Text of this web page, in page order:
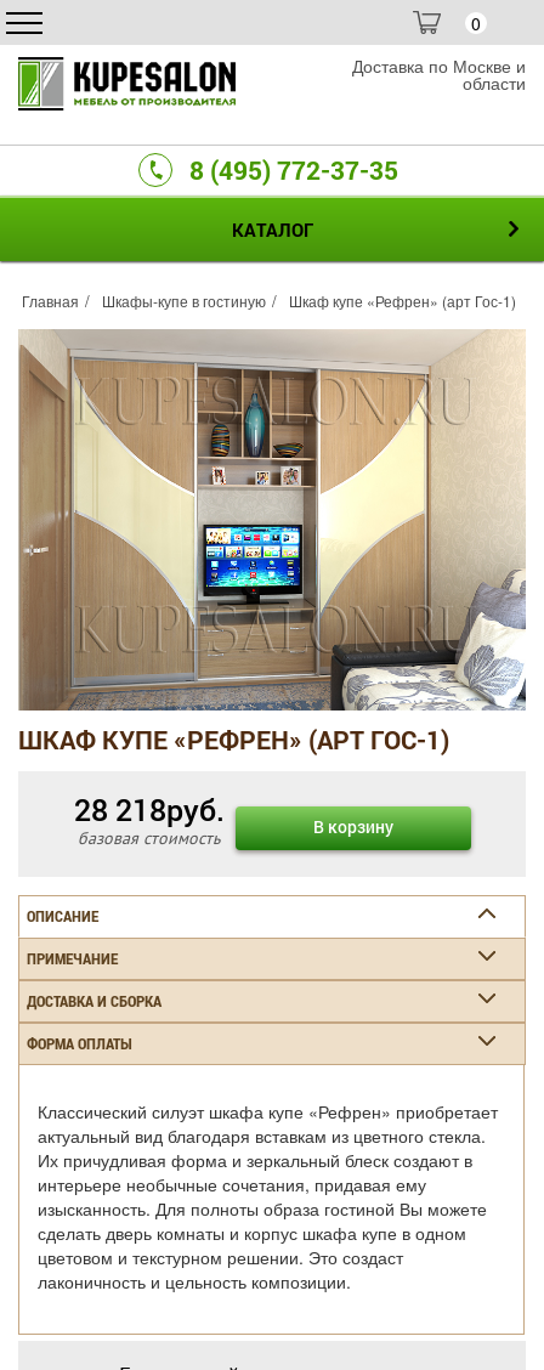
0
Доставка по Москве и
области
8 (495) 772-37-35
КАТАЛОГ
Главная Шкафы-купе в гостиную Шкаф купе «Рефрен» (арт Гос-1)
ШКАФ КУПЕ «РЕФРЕН» (АРТ ГОС-1)
28 218руб.
базовая стоимость В корзину
ОПИСАНИЕ
ПРИМЕЧАНИЕ
ДОСТАВКА И СБОРКА
ФОРМА ОПЛАТЫ
Классический силуэт шкафа купе «Рефрен» приобретает
актуальный вид благодаря вставкам из цветного стекла.
Их причудливая форма и зеркальный блеск создают в
интерьере необычные сочетания, придавая ему
изысканность. Для полноты образа гостиной Вы можете
сделать дверь комнаты и корпус шкафа купе в одном
цветовом и текстурном решении. Это создаст
лаконичность и цельность композиции.